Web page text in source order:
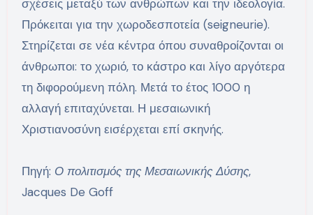
σχέσεις μεταξύ των ανθρώπων και την ιδεολογία.
Πρόκειται για την χωροδεσποτεία (seigneurie).
Στηρίζεται σε νέα κέντρα όπου συναθροίζονται οι
άνθρωποι: το χωριό, το κάστρο και λίγο αργότερα
τη διφορούμενη πόλη. Μετά το έτος 1000 η
αλλαγή επιταχύνεται. Η μεσαιωνική
Χριστιανοσύνη εισέρχεται επί σκηνής.
Πηγή: Ο πολιτισμός της Μεσαιωνικής Δύσης,
Jacques De Goff